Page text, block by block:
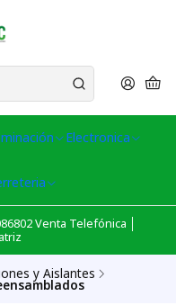
Electronica
Venta Telefónica │
y Aislantes